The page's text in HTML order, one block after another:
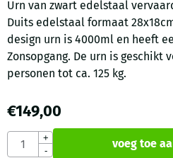
Urn van zwart edelstaal
Duits edelstaal formaat
design urn is 4000ml en heeft
Zonsopgang. De urn is geschikt
personen tot ca. 125 kg.
€149,00
Aantal
+
-
voeg toe